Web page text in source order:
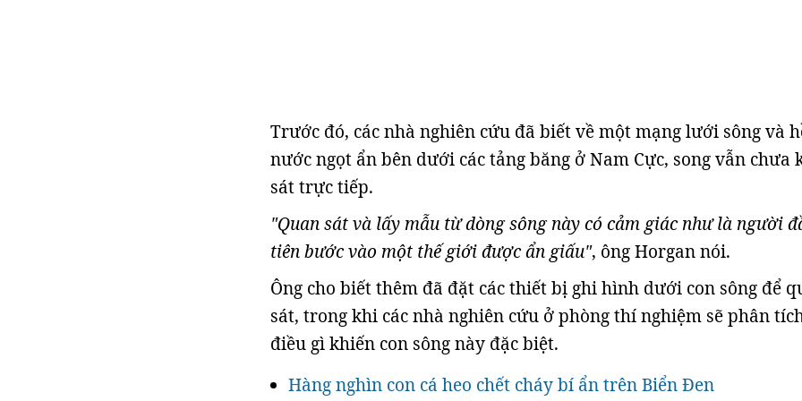
Trước đó, các nhà nghiên cứu đã biết về một mạng lưới sông và
nước ngọt ẩn bên dưới các tảng băng ở Nam Cực, song vẫn chưa
sát trực tiếp.
"Quan sát và lấy mẫu từ dòng sông này có cảm giác như là người
tiên bước vào một thế giới được ẩn giấu", ông Horgan nói.
Ông cho biết thêm đã đặt các thiết bị ghi hình dưới con sông để
sát, trong khi các nhà nghiên cứu ở phòng thí nghiệm sẽ phân
điều gì khiến con sông này đặc biệt.
Hàng nghìn con cá heo chết cháy bí ẩn trên Biển Đen